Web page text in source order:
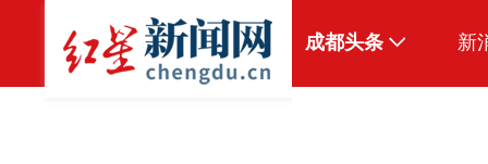
成都头条 新